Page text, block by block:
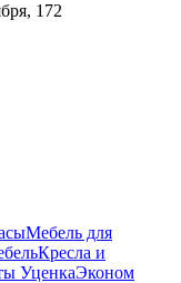
172
Мебель для
Кресла и
УценкаЭконом